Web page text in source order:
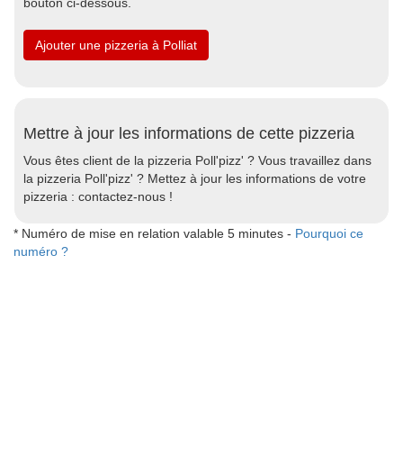
Ajouter une pizzeria à Polliat
Mettre à jour les informations de cette pizzeria
Vous êtes client de la pizzeria Poll'pizz' ? Vous travaillez dans
la pizzeria Poll'pizz' ? Mettez à jour les informations de votre
pizzeria : contactez-nous !
* Numéro de mise en relation valable 5 minutes - Pourquoi ce
numéro ?